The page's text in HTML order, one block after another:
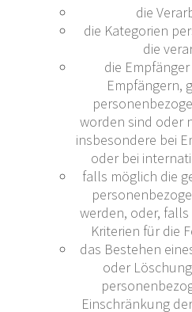
die
die Kategorien
die
die
Empfängern,
worden sind oder
insbesondere bei
oder bei
falls möglich die
werden, oder,
Kriterien für die
das Bestehen
oder
Einschränkung